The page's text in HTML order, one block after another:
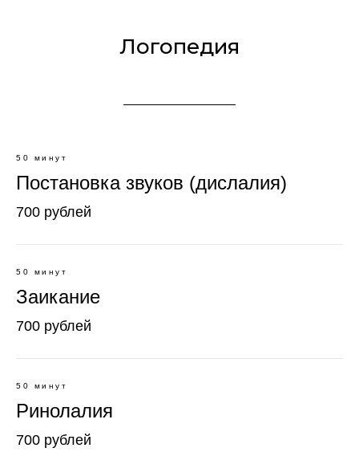
Логопедия
50 минут
Постановка звуков (дислалия)
700 рублей
50 минут
Заикание
700 рублей
50 минут
Ринолалия
700 рублей